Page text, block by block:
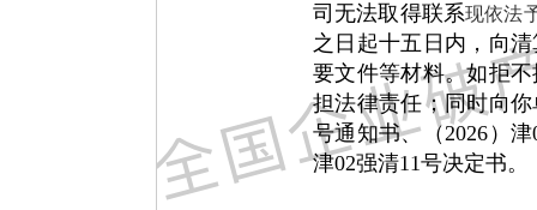
司无法取得联系现依法
之日起十五日内，向
要文件等材料。如拒
担法律责任；同时向
号通知书、（2026）
津02强清11号决定书。